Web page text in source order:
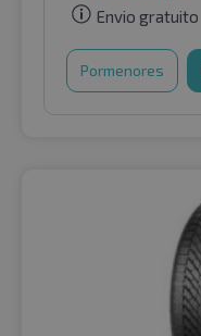
Envio gratuito
Pormenores